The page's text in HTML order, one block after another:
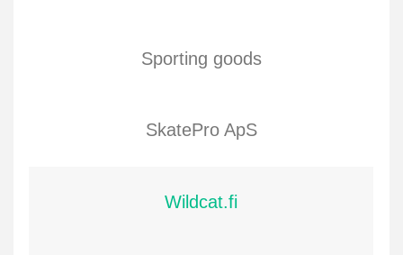
Sporting goods
SkatePro ApS
Wildcat.fi